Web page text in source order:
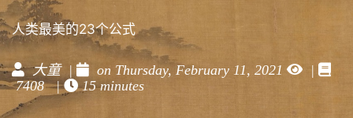
人类最美的23个公式
大童 | on Thursday, February 11, 2021
|
7408 |
15 minutes